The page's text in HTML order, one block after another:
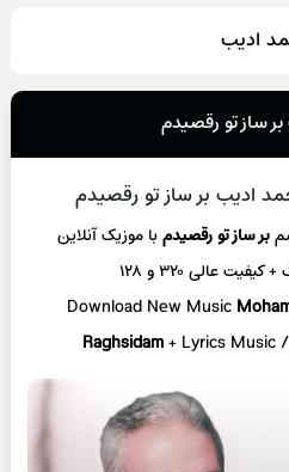
ادیب
ساز تو رقصیدم
ادیب بر ساز تو رقصیدم
بر ساز تو رقصیدمبا موزیک آنلاین
عالی ۳۲۰ و ۱۲۸
Download New Music
Raghsidam+ Lyrics Music